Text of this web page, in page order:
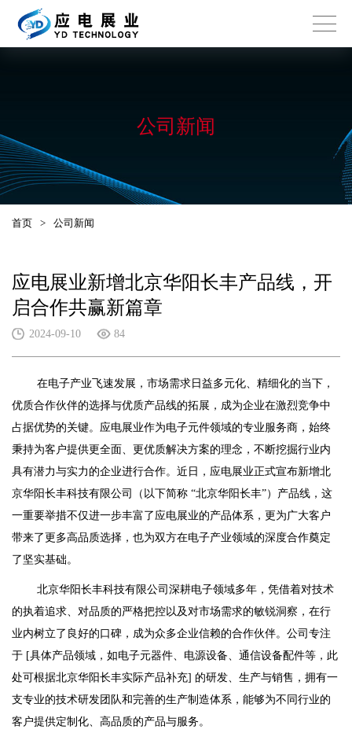
公司新闻
首页 > 公司新闻
应电展业新增北京华阳长丰产品线，开
启合作共赢新篇章
2024-09-10 84
在电子产业飞速发展，市场需求日益多元化、精细化的当下，
优质合作伙伴的选择与优质产品线的拓展，成为企业在激烈竞争中
占据优势的关键。应电展业作为电子元件领域的专业服务商，始终
秉持为客户提供更全面、更优质解决方案的理念，不断挖掘行业内
具有潜力与实力的企业进行合作。近日，应电展业正式宣布新增北
京华阳长丰科技有限公司（以下简称 “北京华阳长丰”）产品线，这
一重要举措不仅进一步丰富了应电展业的产品体系，更为广大客户
带来了更多高品质选择，也为双方在电子产业领域的深度合作奠定
了坚实基础。
北京华阳长丰科技有限公司深耕电子领域多年，凭借着对技术
的执着追求、对品质的严格把控以及对市场需求的敏锐洞察，在行
业内树立了良好的口碑，成为众多企业信赖的合作伙伴。公司专注
于 [具体产品领域，如电子元器件、电源设备、通信设备配件等，此
处可根据北京华阳长丰实际产品补充] 的研发、生产与销售，拥有一
支专业的技术研发团队和完善的生产制造体系，能够为不同行业的
客户提供定制化、高品质的产品与服务。